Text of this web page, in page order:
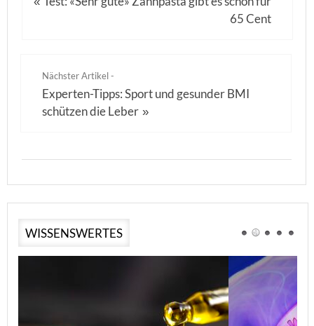
65 Cent
Nächster Artikel -
Experten-Tipps: Sport und gesunder BMI
schützen die Leber »
WISSENSWERTES